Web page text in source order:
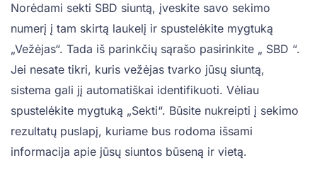
Norėdami sekti SBD siuntą, įveskite savo sekimo
numerį į tam skirtą laukelį ir spustelėkite mygtuką
„Vežėjas“. Tada iš parinkčių sąrašo pasirinkite „ SBD “.
Jei nesate tikri, kuris vežėjas tvarko jūsų siuntą,
sistema gali jį automatiškai identifikuoti. Vėliau
spustelėkite mygtuką „Sekti“. Būsite nukreipti į sekimo
rezultatų puslapį, kuriame bus rodoma išsami
informacija apie jūsų siuntos būseną ir vietą.